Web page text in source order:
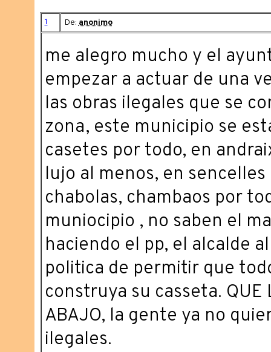
1 De: anonimo
me alegro mucho y el
empezar a actuar de una
las obras ilegales que se
zona, este municipio se
casetes por todo, en
lujo al menos, en
chabolas, chambaos por
muniocipio , no saben el
haciendo el pp, el alcalde
politica de permitir que
construya su casseta. QUE
ABAJO, la gente ya no
ilegales.